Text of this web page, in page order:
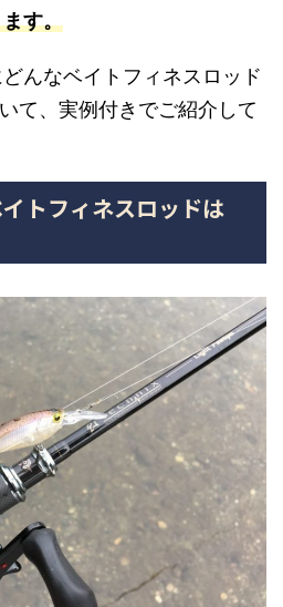
す。
んなベイトフィネスロッド
て、実例付きでご紹介して
トフィネスロッドは